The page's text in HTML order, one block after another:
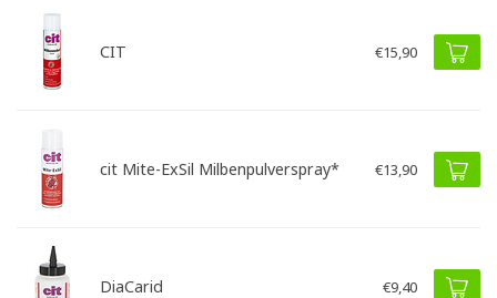
CIT €15,90
cit Mite-ExSil Milbenpulverspray* €13,90
DiaCarid €9,40